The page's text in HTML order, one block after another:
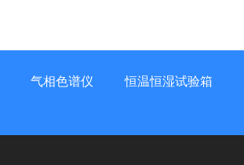
气相色谱仪 恒温恒湿试验箱